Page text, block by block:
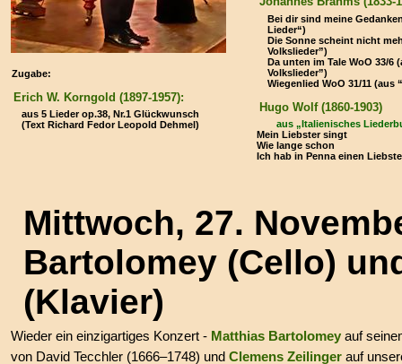
Zugabe:
Erich W. Korngold (1897-1957):
aus 5 Lieder op.38, Nr.1 Glückwunsch
(Text Richard Fedor Leopold Dehmel)
Bei dir sind meine
Lieder“)
Die Sonne scheint nicht
Volkslieder”)
Da unten im Tale WoO 33/6
Volkslieder”)
Wiegenlied WoO 31/11 (aus
Hugo Wolf (1860-1903)
aus „Italienisches
Mein Liebster singt
Wie lange schon
Ich hab in Penna einen
Mittwoch, 27.
Bartolomey (Cello)
(Klavier)
Wieder ein einzigartiges Konzert - Matthias Bartolomey auf
von David Tecchler (1666–1748) und Clemens Zeilinger auf